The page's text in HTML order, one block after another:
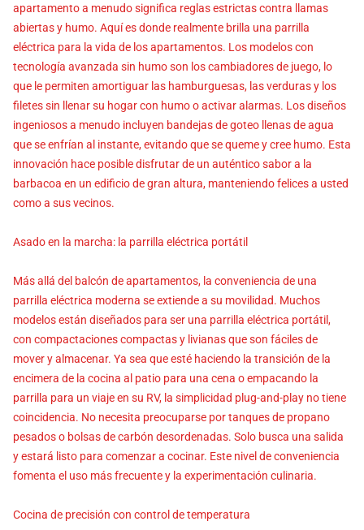
apartamento a menudo significa reglas estrictas contra llamas
abiertas y humo. Aquí es donde realmente brilla una parrilla
eléctrica para la vida de los apartamentos. Los modelos con
tecnología avanzada sin humo son los cambiadores de juego, lo
que le permiten amortiguar las hamburguesas, las verduras y los
filetes sin llenar su hogar con humo o activar alarmas. Los diseños
ingeniosos a menudo incluyen bandejas de goteo llenas de agua
que se enfrían al instante, evitando que se queme y cree humo. Esta
innovación hace posible disfrutar de un auténtico sabor a la
barbacoa en un edificio de gran altura, manteniendo felices a usted
como a sus vecinos.
Asado en la marcha: la parrilla eléctrica portátil
Más allá del balcón de apartamentos, la conveniencia de una
parrilla eléctrica moderna se extiende a su movilidad. Muchos
modelos están diseñados para ser una parrilla eléctrica portátil,
con compactaciones compactas y livianas que son fáciles de
mover y almacenar. Ya sea que esté haciendo la transición de la
encimera de la cocina al patio para una cena o empacando la
parrilla para un viaje en su RV, la simplicidad plug-and-play no tiene
coincidencia. No necesita preocuparse por tanques de propano
pesados o bolsas de carbón desordenadas. Solo busca una salida
y estará listo para comenzar a cocinar. Este nivel de conveniencia
fomenta el uso más frecuente y la experimentación culinaria.
Cocina de precisión con control de temperatura